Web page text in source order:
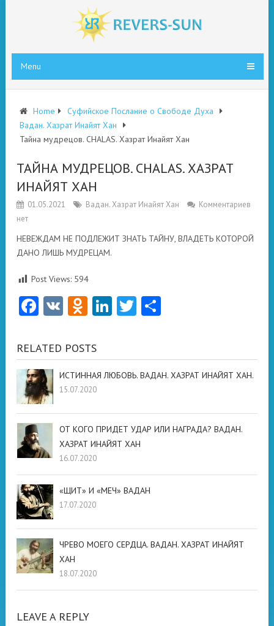
Menu
Home
Суфийское Послание о Свободе Духа
Вадан. Хазрат Инайят Хан
Тайна мудрецов. CHALAS. Хазрат Инайят Хан
ТАЙНА МУДРЕЦОВ. CHALAS. ХАЗРАТ
ИНАЙЯТ ХАН
01.05.2021 Вадан. Хазрат Инайят Хан
Комментариев
нет
НЕВЕЖДАМ НЕ ПОДЛЕЖИТ ЗНАТЬ ТАЙНУ, ВЛАДЕТЬ КОТОРОЙ
ДАНО ЛИШЬ МУДРЕЦАМ.
Post Views: 594
Facebook
VK Odnoklassniki
LinkedIn
Twitter
RELATED POSTS
ИСТИННАЯ ЛЮБОВЬ. ВАДАН. ХАЗРАТ ИНАЙЯТ ХАН.
15.07.2020
ОТ КОГО ПРИДЕТ УДАР ИЛИ НАГРАДА? ВАДАН.
ХАЗРАТ ИНАЙЯТ ХАН
16.07.2020
«ЩИТ» И «МЕЧ» ВАДАН
17.07.2020
ЧРЕВО МОЕГО СЕРДЦА. ВАДАН. ХАЗРАТ ИНАЙЯТ
ХАН
18.07.2020
LEAVE A REPLY